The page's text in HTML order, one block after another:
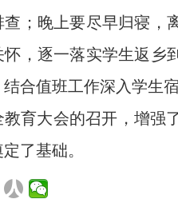
；晚上要尽早归寝，
怀，逐一落实学生返乡
合值班工作深入学生
教育大会的召开，增强
了基础。